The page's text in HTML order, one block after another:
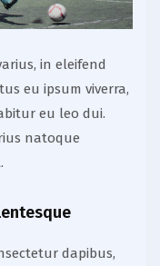
in eleifend
eu ipsum viverra,
eu leo dui.
natoque
dapibus,